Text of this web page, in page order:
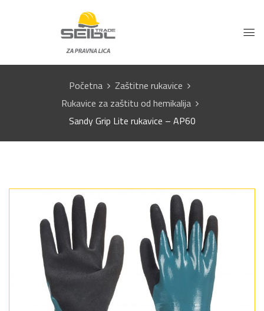
Početna
Zaštitne rukavice
Rukavice za zaštitu od hemikalija
Sandy Grip Lite rukavice – AP60